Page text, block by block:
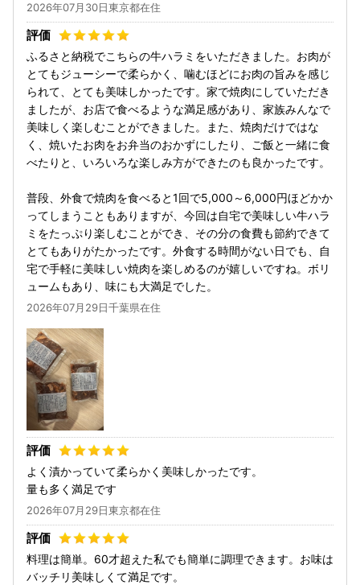
2026年07月30日東京都在住
ふるさと納税でこちらの牛ハラミをいただきました。お肉が
とてもジューシーで柔らかく、噛むほどにお肉の旨みを感じ
られて、とても美味しかったです。家で焼肉にしていただき
ましたが、お店で食べるような満足感があり、家族みんなで
美味しく楽しむことができました。また、焼肉だけではな
く、焼いたお肉をお弁当のおかずにしたり、ご飯と一緒に食
べたりと、いろいろな楽しみ方ができたのも良かったです。
普段、外食で焼肉を食べると1回で5,000～6,000円ほどかか
ってしまうこともありますが、今回は自宅で美味しい牛ハラ
ミをたっぷり楽しむことができ、その分の食費も節約できて
とてもありがたかったです。外食する時間がない日でも、自
宅で手軽に美味しい焼肉を楽しめるのが嬉しいですね。ボリ
ュームもあり、味にも大満足でした。
2026年07月29日千葉県在住
よく漬かっていて柔らかく美味しかったです。
量も多く満足です
2026年07月29日東京都在住
料理は簡単。60才超えた私でも簡単に調理できます。お味は
バッチリ美味しくて満足です。